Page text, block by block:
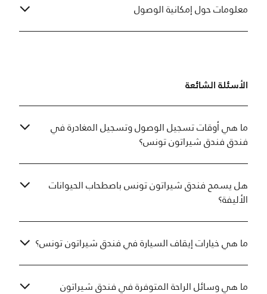
معلومات حول إمكانية الوصول
الأسئلة الشائعة
ما هي أوقات تسجيل الوصول وتسجيل المغادرة في
فندق فندق شيراتون تونس؟
هل يسمح فندق شيراتون تونس باصطحاب الحيوانات
الأليفة؟
ما هي خيارات إيقاف السيارة في فندق شيراتون تونس؟
ما هي وسائل الراحة المتوفرة في فندق شيراتون